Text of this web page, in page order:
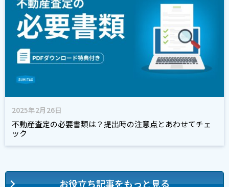
2025年2月26日
不動産査定の必要書類は？提出時の注意点とあわせてチェ
ック
お役立ち記事をもっと見る